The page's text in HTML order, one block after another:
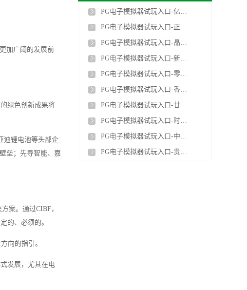
加广阔的发展前
绿色创新成果将
迪锂电池等头部企
垒；先导智能、嘉
案。通过CIBF，
的、必须的。
向的指引。
发展，尤其在电
PG电子模拟器试玩入口-亿纬锂能两款全固态电池在成都经开区下线
PG电子模拟器试玩入口-正泰新能源签约土耳其Kuzukuyu12MWp光储项目
PG电子模拟器试玩入口-晶科储能与合作伙伴签署1.1GWh战略合作框架协议
PG电子模拟器试玩入口-新型电解液突破无负极锂电池寿命瓶颈
PG电子模拟器试玩入口-零下70℃仍可正常工作！我国锂电池核心技术获首创突破
PG电子模拟器试玩入口-香港首个光储充检智能充电站投运
PG电子模拟器试玩入口-甘肃新型储能装机突破900万千瓦 相当于5.5个刘家峡水电站
PG电子模拟器试玩入口-时代储能首个铁铬液流电池出口项目顺利完成工厂验收
PG电子模拟器试玩入口-中国电建签约阿联酋阿布扎比光储项目，合同金额约139.62亿元
PG电子模拟器试玩入口-贵州首座100MW/200MWh构网型储能电站全容量并网投运